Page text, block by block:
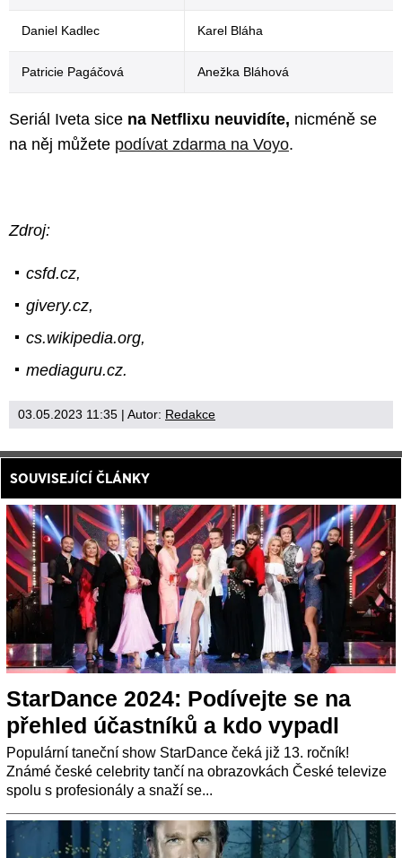
Daniel Kadlec Karel Bláha
Patricie Pagáčová Anežka Bláhová
Seriál Iveta sice na Netflixu neuvidíte, nicméně se
na něj můžete podívat zdarma na Voyo.
Zdroj:
csfd.cz,
givery.cz,
cs.wikipedia.org,
mediaguru.cz.
03.05.2023 11:35 | Autor: Redakce
SOUVISEJÍCÍ ČLÁNKY
StarDance 2024: Podívejte se na
přehled účastníků a kdo vypadl
Populární taneční show StarDance čeká již 13. ročník!
Známé české celebrity tančí na obrazovkách České televize
spolu s profesionály a snaží se...